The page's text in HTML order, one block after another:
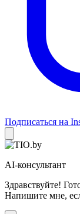
Подписаться на
AI-консультант
Здравствуйте!
Напишите мне,